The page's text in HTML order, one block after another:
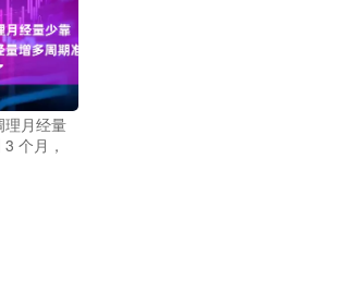
理月经量
个月，